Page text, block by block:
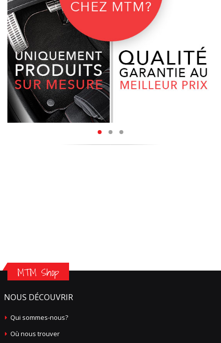
MTM Shop
NOUS DÉCOUVRIR
Qui sommes-nous?
Où nous trouver